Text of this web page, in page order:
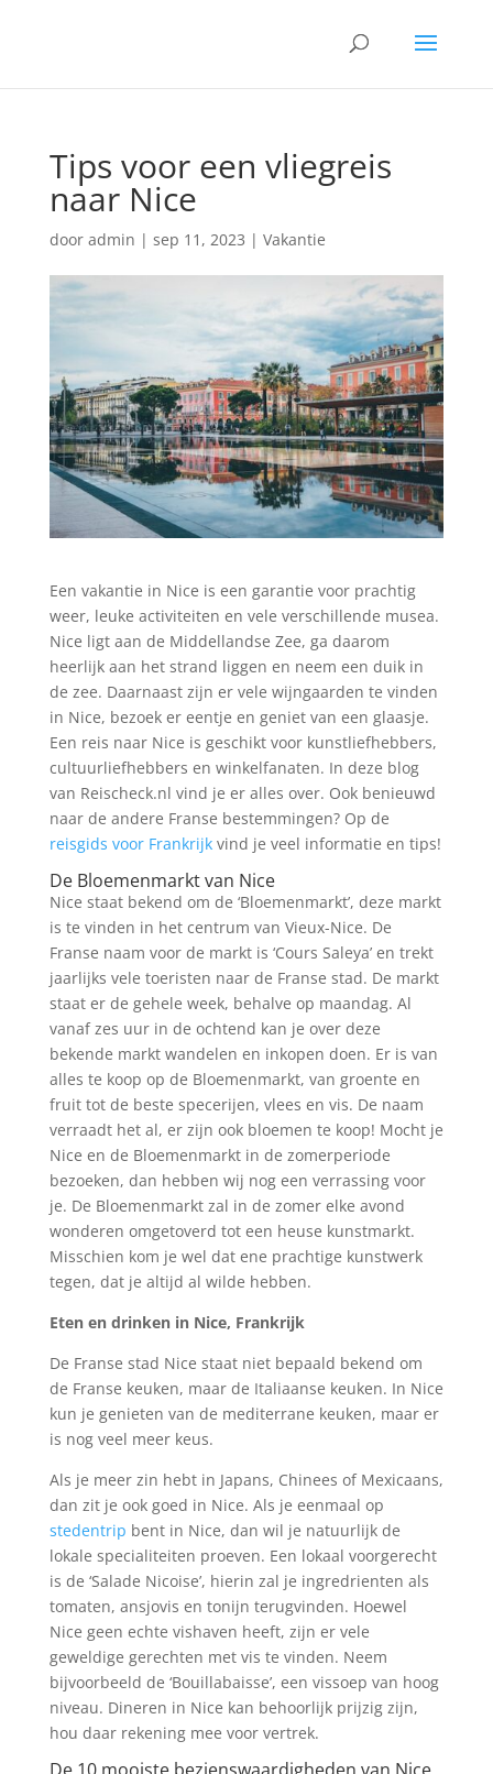
Tips voor een vliegreis
naar Nice
door admin | sep 11, 2023 | Vakantie
Een vakantie in Nice is een garantie voor prachtig
weer, leuke activiteiten en vele verschillende musea.
Nice ligt aan de Middellandse Zee, ga daarom
heerlijk aan het strand liggen en neem een duik in
de zee. Daarnaast zijn er vele wijngaarden te vinden
in Nice, bezoek er eentje en geniet van een glaasje.
Een reis naar Nice is geschikt voor kunstliefhebbers,
cultuurliefhebbers en winkelfanaten. In deze blog
van Reischeck.nl vind je er alles over. Ook benieuwd
naar de andere Franse bestemmingen? Op de
reisgids voor Frankrijkvind je veel informatie en tips!
De Bloemenmarkt van Nice
Nice staat bekend om de ‘Bloemenmarkt’, deze markt
is te vinden in het centrum van Vieux-Nice. De
Franse naam voor de markt is ‘Cours Saleya’ en trekt
jaarlijks vele toeristen naar de Franse stad. De markt
staat er de gehele week, behalve op maandag. Al
vanaf zes uur in de ochtend kan je over deze
bekende markt wandelen en inkopen doen. Er is van
alles te koop op de Bloemenmarkt, van groente en
fruit tot de beste specerijen, vlees en vis. De naam
verraadt het al, er zijn ook bloemen te koop! Mocht je
Nice en de Bloemenmarkt in de zomerperiode
bezoeken, dan hebben wij nog een verrassing voor
je. De Bloemenmarkt zal in de zomer elke avond
wonderen omgetoverd tot een heuse kunstmarkt.
Misschien kom je wel dat ene prachtige kunstwerk
tegen, dat je altijd al wilde hebben.
Eten en drinken in Nice, Frankrijk
De Franse stad Nice staat niet bepaald bekend om
de Franse keuken, maar de Italiaanse keuken. In Nice
kun je genieten van de mediterrane keuken, maar er
is nog veel meer keus.
Als je meer zin hebt in Japans, Chinees of Mexicaans,
dan zit je ook goed in Nice. Als je eenmaal op
stedentrip bent in Nice, dan wil je natuurlijk de
lokale specialiteiten proeven. Een lokaal voorgerecht
is de ‘Salade Nicoise’, hierin zal je ingredrienten als
tomaten, ansjovis en tonijn terugvinden. Hoewel
Nice geen echte vishaven heeft, zijn er vele
geweldige gerechten met vis te vinden. Neem
bijvoorbeeld de ‘Bouillabaisse’, een vissoep van hoog
niveau. Dineren in Nice kan behoorlijk prijzig zijn,
hou daar rekening mee voor vertrek.